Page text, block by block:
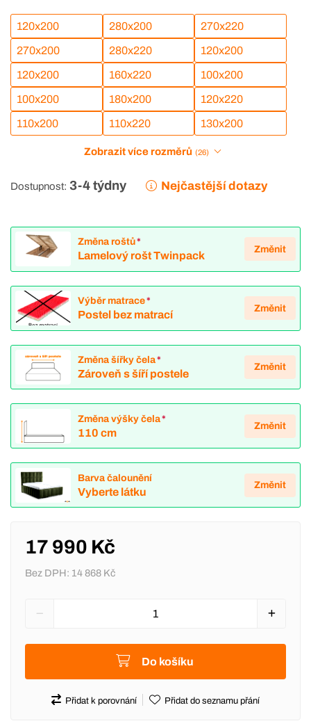
120x200 280x200 270x220
270x200 280x220 120x200
120x200 160x220 100x200
100x200 180x200 120x220
110x200 110x220 130x200
Zobrazit více rozměrů (26)
Dostupnost: 3-4 týdny Nejčastější dotazy
Změna roštů*
Lamelový rošt Twinpack
Změnit
Výběr matrace*
Postel bez matrací
Změnit
Změna šířky čela*
Zároveň s šíří postele
Změnit
Změna výšky čela*
110 cm
Změnit
Barva čalounění
Vyberte látku
Změnit
17 990 Kč
Bez DPH: 14 868 Kč
Do košíku
Přidat k porovnání Přidat do seznamu přání